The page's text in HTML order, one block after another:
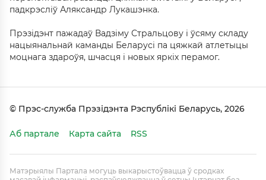
падкрэсліў Аляксандр Лукашэнка.
Прэзідэнт пажадаў Вадзіму Стральцову і ўсяму складу
нацыянальнай каманды Беларусі па цяжкай атлетыцы
моцнага здароўя, шчасця і новых яркіх перамог.
© Прэс-служба Прэзідэнта Рэспублікі Беларусь, 2026
Аб партале Карта сайта RSS
Матэрыялы Партала могуць выкарыстоўвацца ў сродках